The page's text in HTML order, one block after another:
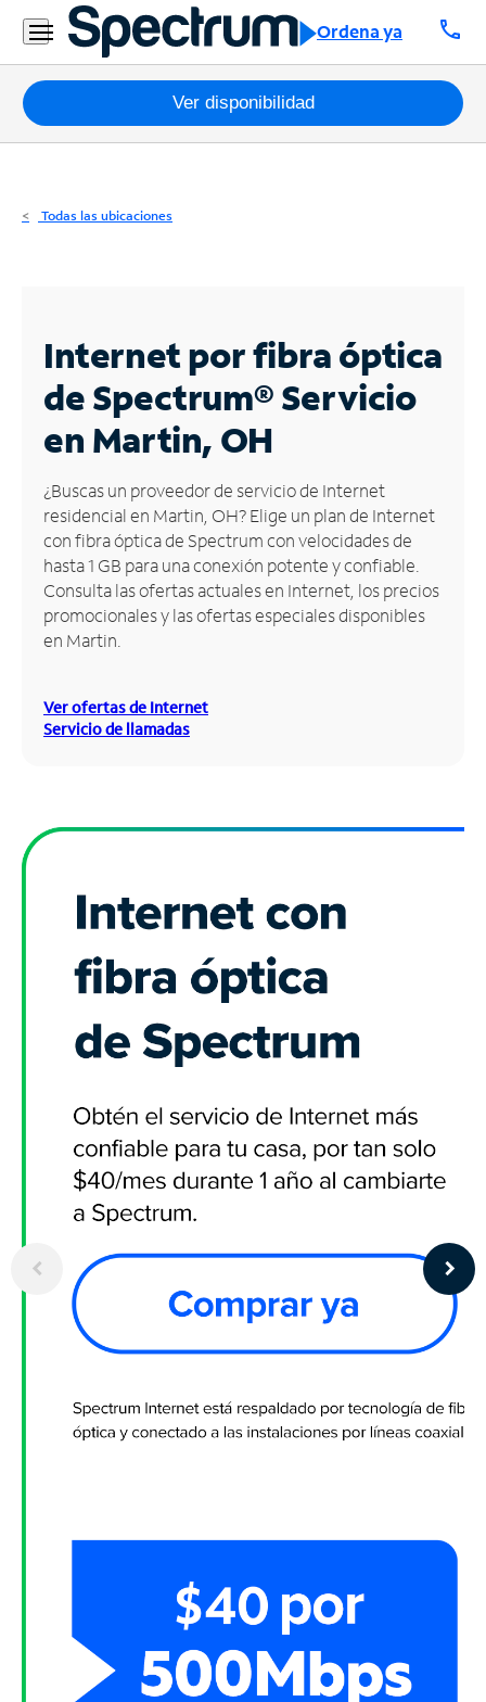
Ordena ya call
Residencial
Business
Paquetes
Internet
Business
Contáctanos
Inglés
Administrar
cuenta
Encuentra
una
tienda
Ver disponibilidad
Todas las ubicaciones
Internet por fibra óptica
de Spectrum®Servicio
en Martin, OH
¿Buscas un proveedor de servicio de Internet
residencial en Martin, OH? Elige un plan de Internet
con fibra óptica de Spectrum con velocidades de
hasta 1 GB para una conexión potente y confiable.
Consulta las ofertas actuales en Internet, los precios
promocionales y las ofertas especiales disponibles
en Martin.
Ver ofertas de Internet
Servicio de llamadas